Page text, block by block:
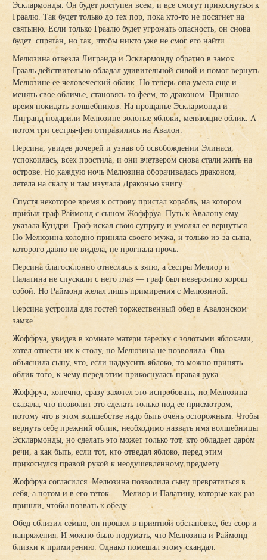
Эсклармонды. Он будет доступен всем, и все смогут прикоснуться к
Граалю. Так будет только до тех пор, пока кто-то не посягнет на
святыню. Если только Граалю будет угрожать опасность, он снова
будет спрятан, но так, чтобы никто уже не смог его найти.
Мелюзина отвезла Лигранда и Эсклармонду обратно в замок.
Грааль действительно обладал удивительной силой и помог вернуть
Мелюзине ее человеческий облик. Но теперь она умела еще и
менять свое обличье, становясь то феем, то драконом. Пришло
время покидать волшебников. На прощанье Эсклармонда и
Лигранд подарили Мелюзине золотые яблоки, меняющие облик. А
потом три сестры-феи отправились на Авалон.
Персина, увидев дочерей и узнав об освобождении Элинаса,
успокоилась, всех простила, и они вчетвером снова стали жить на
острове. Но каждую ночь Мелюзина оборачивалась драконом,
летела на скалу и там изучала Драконью книгу.
Спустя некоторое время к острову пристал корабль, на котором
прибыл граф Раймонд с сыном Жоффруа. Путь к Авалону ему
указала Кундри. Граф искал свою супругу и умолял ее вернуться.
Но Мелюзина холодно приняла своего мужа, и только из-за сына,
которого давно не видела, не прогнала прочь.
Персина благосклонно отнеслась к зятю, а сестры Мелиор и
Палатина не спускали с него глаз — граф был невероятно хорош
собой. Но Раймонд желал лишь примирения с Мелюзиной.
Персина устроила для гостей торжественный обед в Авалонском
замке.
Жоффруа, увидев в комнате матери тарелку с золотыми яблоками,
хотел отнести их к столу, но Мелюзина не позволила. Она
объяснила сыну, что, если надкусить яблоко, то можно принять
облик того, к чему перед этим прикоснулась правая рука.
Жоффруа, конечно, сразу захотел это испробовать, но Мелюзина
сказала, что позволит это сделать только под ее присмотром,
потому что в этом волшебстве надо быть очень осторожным. Чтобы
вернуть себе прежний облик, необходимо назвать имя волшебницы
Эсклармонды, но сделать это может только тот, кто обладает даром
речи, а как быть, если тот, кто отведал яблоко, перед этим
прикоснулся правой рукой к неодушевленному предмету.
Жоффруа согласился. Мелюзина позволила сыну превратиться в
себя, а потом и в его теток — Мелиор и Палатину, которые как раз
пришли, чтобы позвать к обеду.
Обед сблизил семью, он прошел в приятной обстановке, без ссор и
напряжения. И можно было подумать, что Мелюзина и Раймонд
близки к примирению. Однако помешал этому скандал.